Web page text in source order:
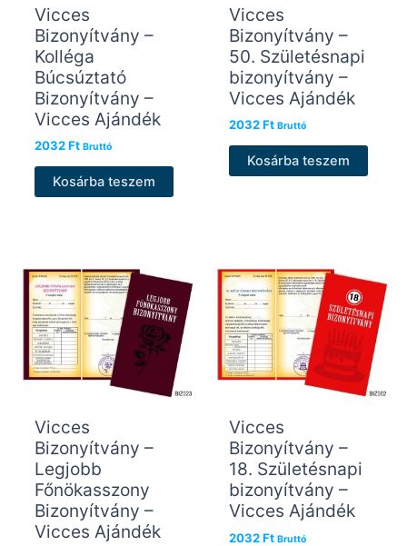
Vicces
Bizonyítvány –
Kolléga
Búcsúztató
Bizonyítvány –
Vicces Ajándék
2032Ft Bruttó
Kosárba teszem
Vicces
Bizonyítvány –
50. Születésnapi
bizonyítvány –
Vicces Ajándék
2032Ft Bruttó
Kosárba teszem
Vicces
Bizonyítvány –
Legjobb
Főnökasszony
Bizonyítvány –
Vicces Ajándék
Vicces
Bizonyítvány –
18. Születésnapi
bizonyítvány –
Vicces Ajándék
2032Ft Bruttó